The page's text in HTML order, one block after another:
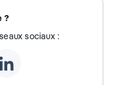
?
sociaux :